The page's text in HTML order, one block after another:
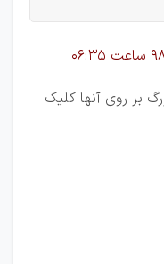
ساعت 06:35
بر روی آنها کلیک